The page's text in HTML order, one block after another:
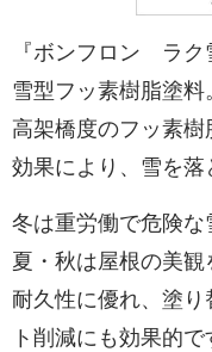
『ボンフロン ラク
雪型フッ素樹脂塗料
高架橋度のフッ素
効果により、雪を落
冬は重労働で危険な
夏・秋は屋根の美観
耐久性に優れ、塗
ト削減にも効果的で